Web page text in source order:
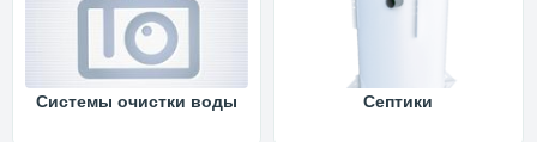
Системы очистки воды Септики